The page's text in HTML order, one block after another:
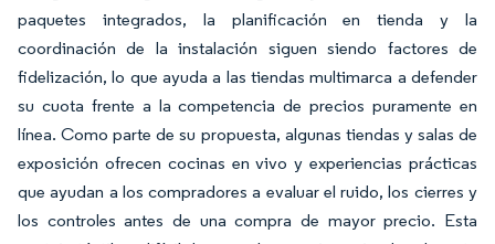
paquetes integrados, la planificación en tienda y la
coordinación de la instalación siguen siendo factores de
fidelización, lo que ayuda a las tiendas multimarca a defender
su cuota frente a la competencia de precios puramente en
línea. Como parte de su propuesta, algunas tiendas y salas de
exposición ofrecen cocinas en vivo y experiencias prácticas
que ayudan a los compradores a evaluar el ruido, los cierres y
los controles antes de una compra de mayor precio. Esta